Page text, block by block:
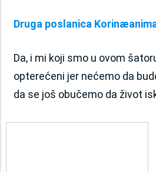
Druga poslanica
Da, i mi koji smo u ovom
opterećeni jer nećemo da
da se još obučemo da život